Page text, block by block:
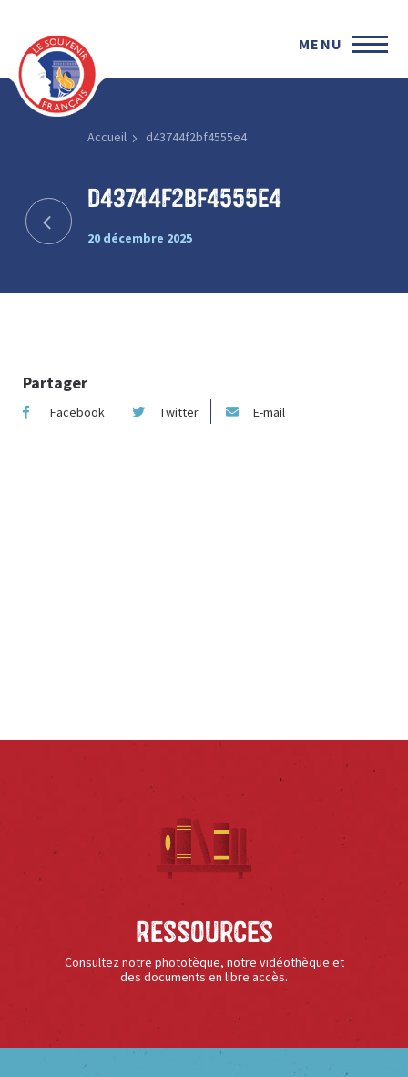
MENU
Accueil d43744f2bf4555e4
d43744f2bf4555e4
20 décembre 2025
Partager
Facebook Twitter E-mail
Ressources
Consultez notre phototèque, notre vidéothèque et
des documents en libre accès.